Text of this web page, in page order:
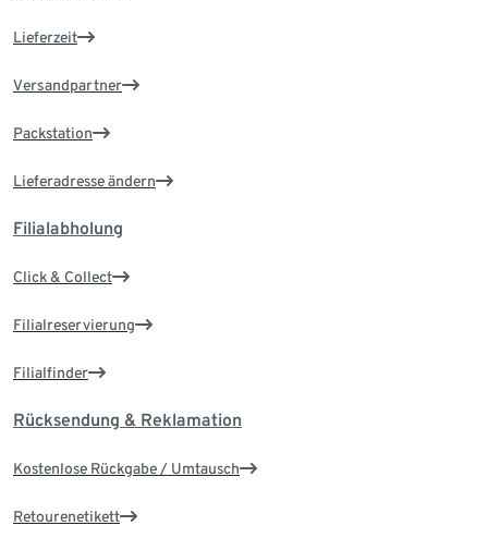
Lieferzeit
Versandpartner
Packstation
Lieferadresse ändern
Filialabholung
Click & Collect
Filialreservierung
Filialfinder
Rücksendung & Reklamation
Kostenlose Rückgabe / Umtausch
Retourenetikett